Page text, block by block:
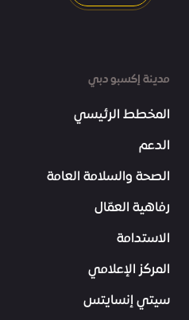
مدينة إكسبو دبي
المخطط الرئيسي
الدعم
الصحة والسلامة العامة
رفاهية العمّال
الاستدامة
المركز الإعلامي
سيتي إنسايتس